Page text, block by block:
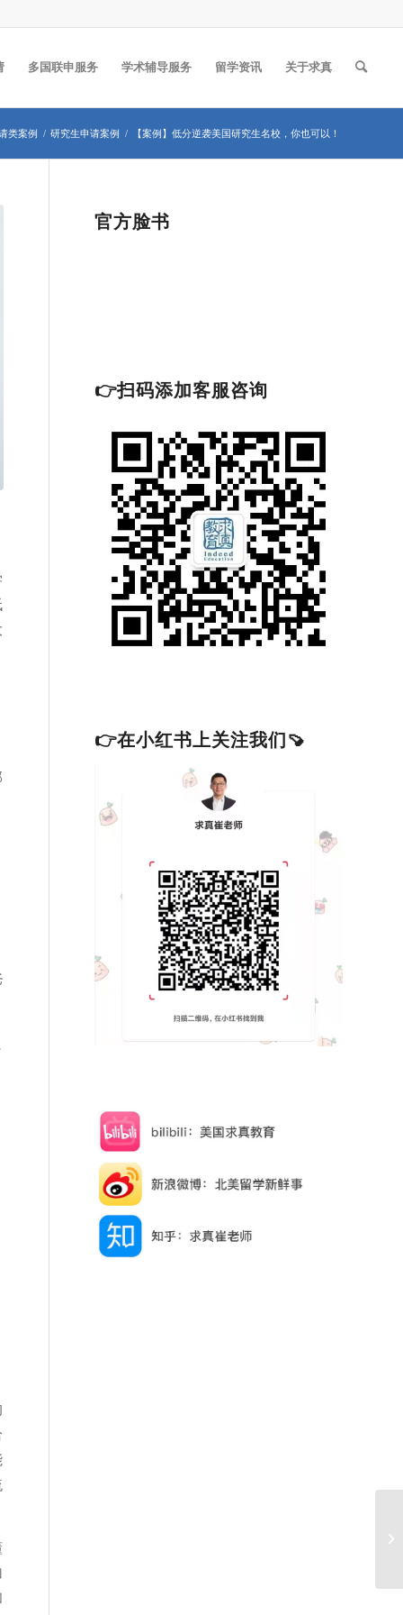
多国联申服务 学术辅导服务 留学资讯 关于求真
类案例 / 研究生申请案例 / 【案例】低分逆袭美国研究生名校，你也可以！
官方脸书
👉扫码添加客服咨询
👉在小红书上关注我们🍠